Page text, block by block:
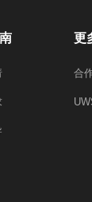
更
合